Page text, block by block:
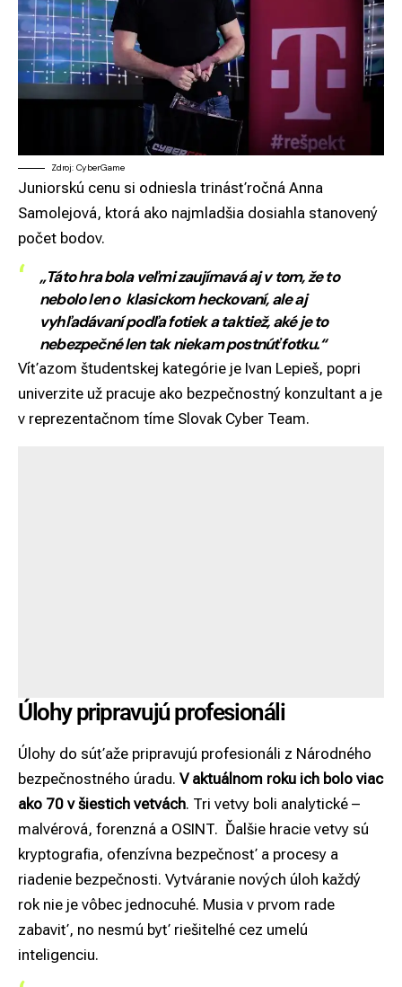
Zdroj: CyberGame
Juniorskú cenu si odniesla trinásťročná Anna
Samolejová, ktorá ako najmladšia dosiahla stanovený
počet bodov.
„Táto hra bola veľmi zaujímavá aj v tom, že to
nebolo len o klasickom heckovaní, ale aj
vyhľadávaní podľa fotiek a taktiež, aké je to
nebezpečné len tak niekam postnúť fotku.“
Víťazom študentskej kategórie je Ivan Lepieš, popri
univerzite už pracuje ako bezpečnostný konzultant a je
v reprezentačnom tíme Slovak Cyber Team.
Úlohy pripravujú profesionáli
Úlohy do súťaže pripravujú profesionáli z Národného
bezpečnostného úradu. V aktuálnom roku ich bolo viac
ako 70 v šiestich vetvách. Tri vetvy boli analytické –
malvérová, forenzná a OSINT. Ďalšie hracie vetvy sú
kryptografia, ofenzívna bezpečnosť a procesy a
riadenie bezpečnosti. Vytváranie nových úloh každý
rok nie je vôbec jednocuhé. Musia v prvom rade
zabaviť, no nesmú byť riešiteľné cez umelú
inteligenciu.